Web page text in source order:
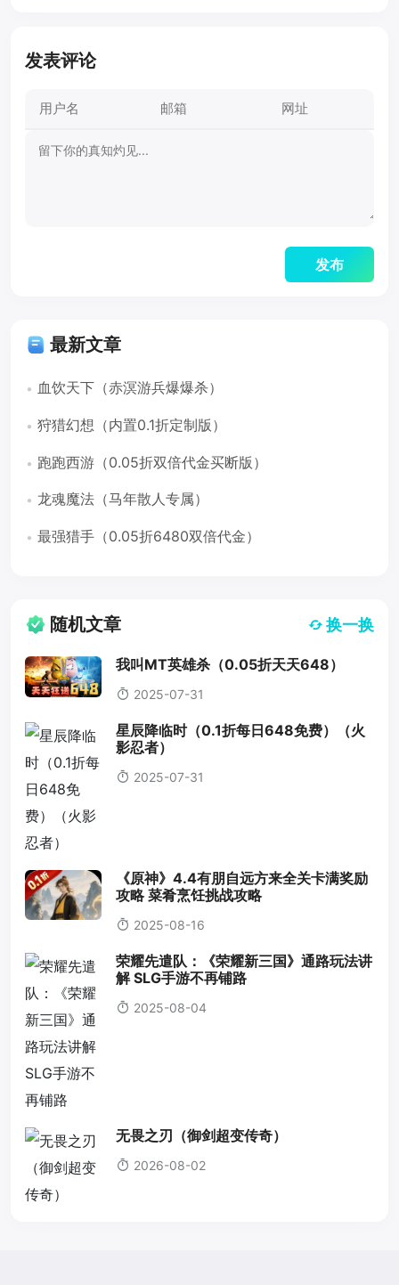
发表评论
最新文章
血饮天下（赤溟游兵爆爆杀）
狩猎幻想（内置0.1折定制版）
跑跑西游（0.05折双倍代金买断版）
龙魂魔法（马年散人专属）
最强猎手（0.05折6480双倍代金）
随机文章 换一换
我叫MT英雄杀（0.05折天天648）
2025-07-31
星辰降临时（0.1折每日648免费）（火
影忍者）
2025-07-31
《原神》4.4有朋自远方来全关卡满奖励
攻略 菜肴烹饪挑战攻略
2025-08-16
荣耀先遣队：《荣耀新三国》通路玩法讲
解 SLG手游不再铺路
2025-08-04
无畏之刃（御剑超变传奇）
2026-08-02